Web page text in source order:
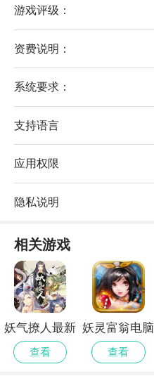
游戏评级：
资费说明：
系统要求：
支持语言
应用权限
隐私说明
相关游戏
妖气撩人最新
版
查看
妖灵富翁电脑
版
查看